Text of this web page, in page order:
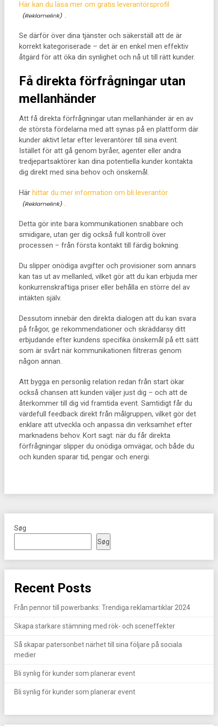
Här kan du läsa mer om gratis leverantörsprofil
.
Se därför över dina tjänster och säkerställ att de är
korrekt kategoriserade – det är en enkel men effektiv
åtgärd för att öka din synlighet och nå ut till rätt kunder.
Få direkta förfrågningar utan
mellanhänder
Att få direkta förfrågningar utan mellanhänder är en av
de största fördelarna med att synas på en plattform där
kunder aktivt letar efter leverantörer till sina event.
Istället för att gå genom byråer, agenter eller andra
tredjepartsaktörer kan dina potentiella kunder kontakta
dig direkt med sina behov och önskemål.
Här hittar du mer information om bli leverantör
.
Detta gör inte bara kommunikationen snabbare och
smidigare, utan ger dig också full kontroll över
processen – från första kontakt till färdig bokning.
Du slipper onödiga avgifter och provisioner som annars
kan tas ut av mellanled, vilket gör att du kan erbjuda mer
konkurrenskraftiga priser eller behålla en större del av
intäkten själv.
Dessutom innebär den direkta dialogen att du kan svara
på frågor, ge rekommendationer och skräddarsy ditt
erbjudande efter kundens specifika önskemål på ett sätt
som är svårt när kommunikationen filtreras genom
någon annan.
Att bygga en personlig relation redan från start ökar
också chansen att kunden väljer just dig – och att de
återkommer till dig vid framtida event. Samtidigt får du
värdefull feedback direkt från målgruppen, vilket gör det
enklare att utveckla och anpassa din verksamhet efter
marknadens behov. Kort sagt: när du får direkta
förfrågningar slipper du onödiga omvägar, och både du
och kunden sparar tid, pengar och energi.
Søg
Søg
Recent Posts
Från pennor till powerbanks: Trendiga reklamartiklar 2024
Skapa starkare stämning med rök- och sceneffekter
Så skapar patersonbet närhet till sina följare på sociala
medier
Bli synlig för kunder som planerar event
Bli synlig för kunder som planerar event